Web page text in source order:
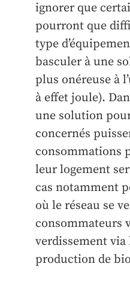
ignorer que
pourront que
type
basculer à une
plus onéreuse à
à effet joule).
une solution
concernés
consommations
leur logement
cas notamment
où le réseau se
consommateurs
verdissement
production de